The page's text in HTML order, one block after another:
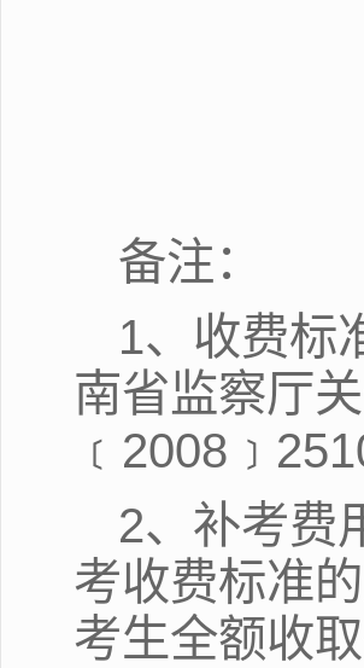
备注：
1、收费标
南省监察厅
2、补考费
考收费标准
考生全额收